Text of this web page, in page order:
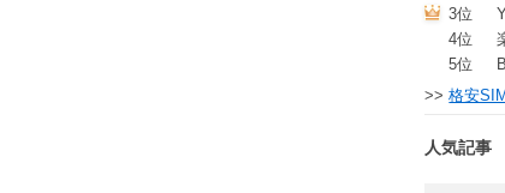
3位
4位
5位
>>格安
人気記事